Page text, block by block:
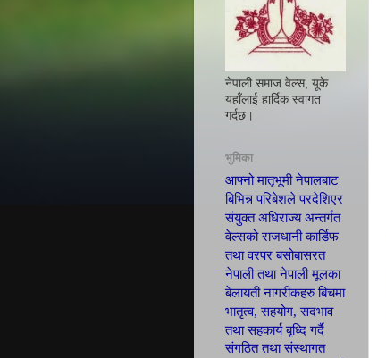
नेपाली समाज वेल्स, यूके
यहाँलाई हार्दिक स्वागत
गर्दछ।
भुमिका
आफ्नो मातृभूमी नेपालबाट
बिभिन्न परिबेशले परदेशिएर
संयुक्त अधिराज्य अन्तर्गत
वेल्सको राजधानी कार्डिफ
तथा वरपर बसोबासरत
नेपाली तथा नेपाली मूलका
बेलायती नागरीकहरु बिचमा
भातृत्व, सहयोग,सदभाव
तथा सहकार्य बृध्दि गर्दै
संगठित तथासंस्थागत